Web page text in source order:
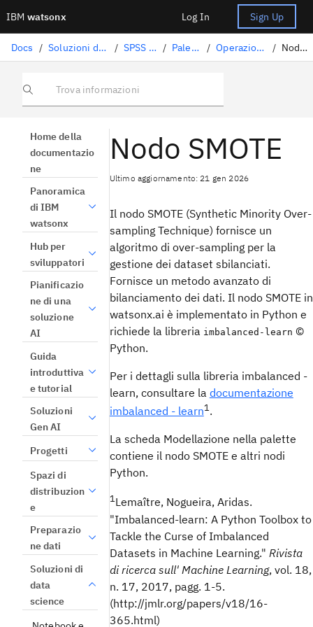
IBM watsonx Log In Sign Up
Docs / Soluzioni di data science / SPSS Modeler / Palette nodi / Operazioni su record / Nodo SMOTE
Trova informazioni
Home della
documentazio
ne
Panoramica
di IBM
watsonx
Hub per
sviluppatori
Pianificazio
ne di una
soluzione
AI
Guida
introduttiva
e tutorial
Soluzioni
Gen AI
Progetti
Spazi di
distribuzion
e
Preparazio
ne dati
Soluzioni di
data
science
Nodo SMOTE
Ultimo aggiornamento: 21 gen 2026
Il nodo SMOTE (Synthetic Minority Over-
sampling Technique) fornisce un
algoritmo di over-sampling per la
gestione dei dataset sbilanciati.
Fornisce un metodo avanzato di
bilanciamento dei dati. Il nodo SMOTE in
watsonx.ai è implementato in Python e
richiede la libreria imbalanced-learn ©
Python.
Per i dettagli sulla libreria imbalanced -
learn, consultare la documentazione
imbalanced - learn1.
La scheda Modellazione nella palette
contiene il nodo SMOTE e altri nodi
Python.
1Lemaître, Nogueira, Aridas.
"Imbalanced-learn: A Python Toolbox to
Tackle the Curse of Imbalanced
Datasets in Machine Learning." Rivista
di ricerca sull' Machine Learning, vol. 18,
n. 17, 2017, pagg. 1-5.
(http://jmlr.org/papers/v18/16-
365.html)